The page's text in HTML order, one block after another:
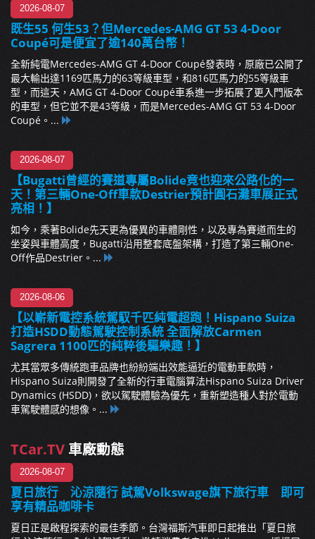
2026-08-07
既生55 何生53？但Mercedes-AMG GT 53 4-Door
Coupé可是便宜了逾140萬台幣！
全新純電Mercedes-AMG GT 4-Door Coupé發表時，原廠已公開了
最大輸出達1169匹馬力的63等級車型，和816匹馬力的55等級車
型，而這天，AMG GT 4-Door Coupé車系進一步拓展了更入門版本
的車型，但它並不是43等級，而是Mercedes-AMG GT 53 4-Door
Coupé。...
2026-08-07
【Bugatti曾經的賽道專屬Bolide竟也迎來公路化的一
天！第三輛One-Off車款Destrier預計圓石灘車展正式
亮相！】
如今，乘著Bolide先天更為優異的車體剛性，以及專為賽道而生的
坐姿與車體高度，Bugatti沿用整套底盤架構，打造了第三輛One-
Off作品Destrier。...
2026-08-06
【以嶄新電控系統駕馭千匹純電超跑！Hispano Suiza
打造HSDD動態駕駛控制系統 全面解放Carmen
Sagrera 1100匹的純粹後驅樂趣！】
尤其當眾多傳統跑車品牌也紛紛端出效能逼近的電動車款時，
Hispano Suiza則開發了全新的行車電腦算法Hispano Suiza Driver
Dynamics (HSDD)，欲以駕駛體驗為優先，重新塑造種人對於電動
車駕駛體感的想像。...
TCar.TV 車廠動態
2026-08-07
夏日旅行 沁涼隨行 試駕Volkswage旗下旅行車 即可
享有精品咖啡卡
夏日正是啟程探索的最佳季節。台灣福斯汽車即日起推出「夏日旅